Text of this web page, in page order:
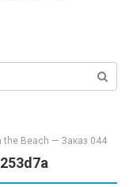
the Beach — Заказ 044